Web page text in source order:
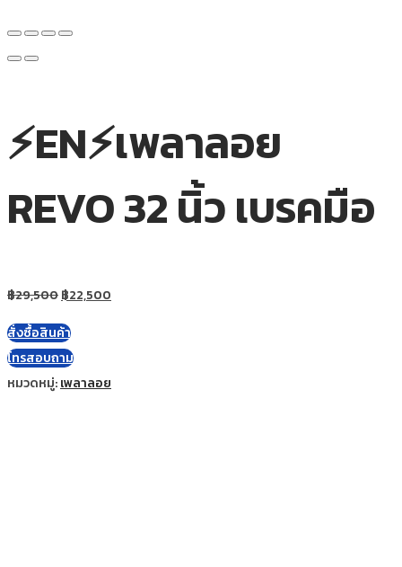
⚡EN⚡เพลาลอย
REVO 32 นิ้ว เบรคมือ
฿29,500฿22,500
สั่งซื้อสินค้า
โทรสอบถาม
หมวดหมู่:เพลาลอย